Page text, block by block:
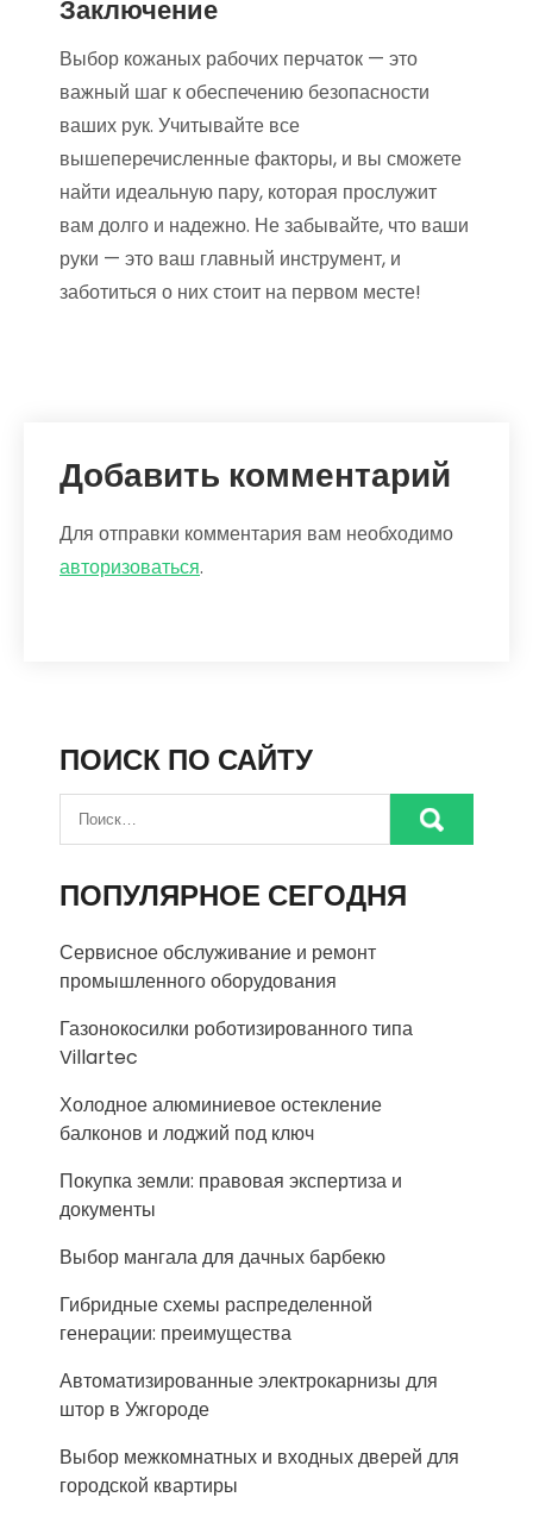
Заключение
Выбор кожаных рабочих перчаток — это
важный шаг к обеспечению безопасности
ваших рук. Учитывайте все
вышеперечисленные факторы, и вы сможете
найти идеальную пару, которая прослужит
вам долго и надежно. Не забывайте, что ваши
руки — это ваш главный инструмент, и
заботиться о них стоит на первом месте!
Добавить комментарий
Для отправки комментария вам необходимо
авторизоваться.
ПОИСК ПО САЙТУ
ПОПУЛЯРНОЕ СЕГОДНЯ
Сервисное обслуживание и ремонт
промышленного оборудования
Газонокосилки роботизированного типа
Villartec
Холодное алюминиевое остекление
балконов и лоджий под ключ
Покупка земли: правовая экспертиза и
документы
Выбор мангала для дачных барбекю
Гибридные схемы распределенной
генерации: преимущества
Автоматизированные электрокарнизы для
штор в Ужгороде
Выбор межкомнатных и входных дверей для
городской квартиры